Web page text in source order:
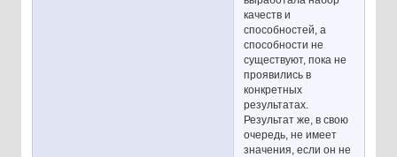
качеств и
способностей, а
способности не
существуют, пока не
проявились в
конкретных
результатах.
Результат же, в свою
очередь, не имеет
значения, если он не